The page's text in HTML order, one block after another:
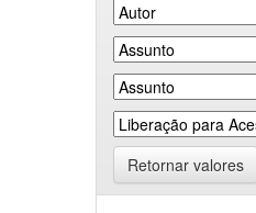
Retornar valores